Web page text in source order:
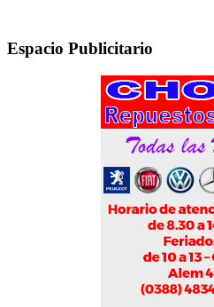
Espacio Publicitario